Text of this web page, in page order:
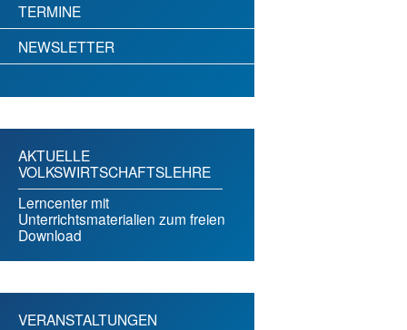
TERMINE
NEWSLETTER
AKTUELLE
VOLKSWIRTSCHAFTSLEHRE
Lerncenter mit
Unterrichtsmaterialien zum freien
Download
VERANSTALTUNGEN